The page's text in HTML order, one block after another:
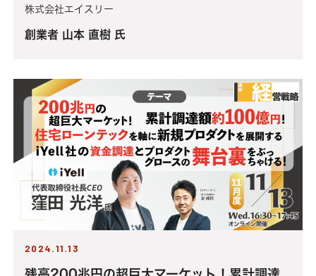
Club会員社長のファンド売却からのIPO準備
の苦労と挫折、社長退任の裏側までぶっちゃけ
株式会社エイスリー
創業者 山本 直樹 氏
2024.11.13